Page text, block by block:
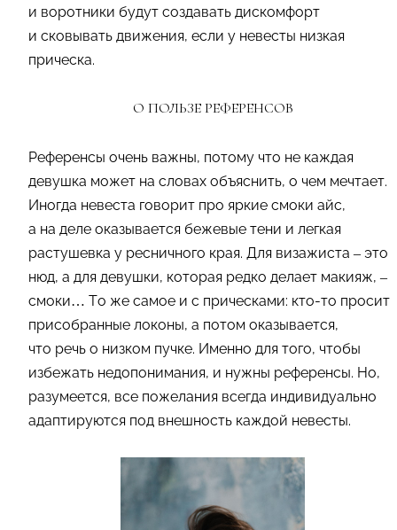
и воротники будут создавать дискомфорт
и сковывать движения, если у невесты низкая
прическа.
О ПОЛЬЗЕ РЕФЕРЕНСОВ
Референсы очень важны, потому что не каждая
девушка может на словах объяснить, о чем мечтает.
Иногда невеста говорит про яркие смоки айс,
а на деле оказывается бежевые тени и легкая
растушевка у ресничного края. Для визажиста – это
нюд, а для девушки, которая редко делает макияж, –
смоки… То же самое и с прическами: кто-то просит
присобранные локоны, а потом оказывается,
что речь о низком пучке. Именно для того, чтобы
избежать недопонимания, и нужны референсы. Но,
разумеется, все пожелания всегда индивидуально
адаптируются под внешность каждой невесты.